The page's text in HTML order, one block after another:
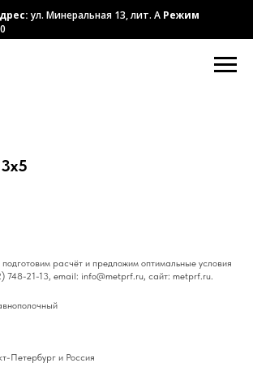
ул. Минеральная 13, лит. А Режим
расчёт и предложим оптимальные условия
748-21-13, email: info@metprf.ru, сайт: metprf.ru.
Петербург и Россия